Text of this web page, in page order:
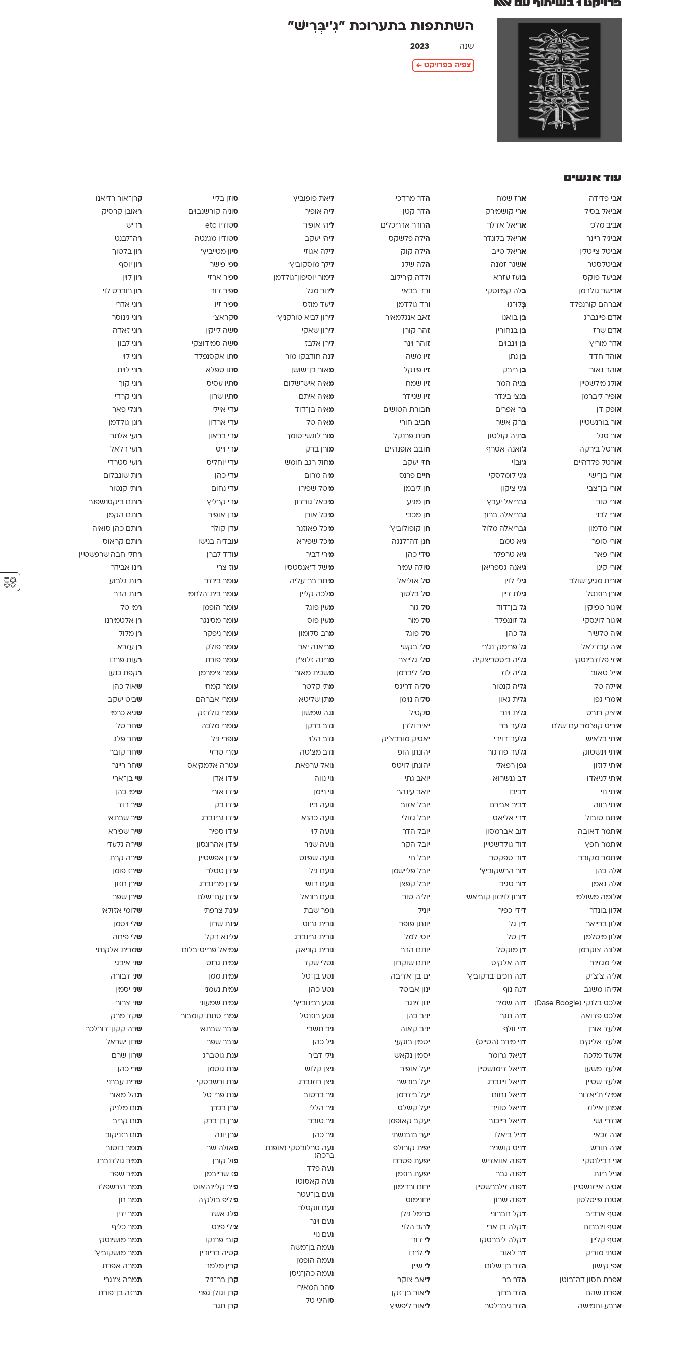
פרויקט 1 בשיתוף עם אאא
השתתפות בתערוכת ״גִ׳יבְּרִישׁ״
שנה 2023
צפיה בפרויקט ←
עוד אנשים
אבי פדידה
אביאל בסיל
אביב מלכי
אביגיל ריינר
אביטל צייטלין
אביטלסטר
אביעד פוקס
אבישר גולדמן
אברהם קורנפלד
אדם פיינברג
אדם שרז
אדר מוריץ
אוהד חדד
אוהד נאור
אולג מילשטיין
אופיר ליברמן
אופק דן
אור בורנשטיין
אור סגל
אורטל בירקה
אורטל פלדהיים
אורי בן־ישי
אורי בן־צבי
אורי טור
אורי לבני
אורי מדמון
אורי סופר
אורי פאר
אורי קינן
אורית מגיע־שולב
אורן רוזנסל
איגור טפיקין
איגור לוינסקי
איה טלשיר
איה עבדלאל
איזי פלודבינסקי
אייל טאוב
איילה טל
אימרי גפן
איציק רנרט
איריס קוצ׳מר עם־שלם
איתי בלאיש
איתי וינשטוק
איתי לוזון
איתי לניאדו
איתי נוי
איתי רווה
איתם טובול
איתמר דאובה
איתמר חפץ
איתמר מקובר
אלה כהן
אלה נאמן
אלומה משולמי
אלון בונדר
אלון ברייאר
אלון מיטלמן
אלונה צוקרמן
אלי מגזינר
אליה צ׳צ׳יק
אליהו משגב
אלכס בלנקי (Dase Boogie)
אלכס פדואה
אלעד אורן
אלעד אליקים
אלעד מלכה
אלעד משען
אלעד שטיין
אמילי ת׳יאדור
אמנון אילוז
אנדרי ושי
אנה זכאי
אנה חורש
אני דבילנסקי
אניל רינת
אסיה אייזנשטיין
אסנת פייטלסון
אסף ארביב
אסף וינברום
אסף קליין
אסתי מוריק
אפי קישון
אפרת חסון דה־בוטן
אפרת שהם
ארבע וחמישה
ארז שמח
ארי קושמירק
אריאל אדלר
אריאל בלונדר
אריאל טייב
אשגר זמנה
ב ועז עזרא
בלה קמינסקי
בְּלוּ־גוּ
ב ן בואנו
ב ן בנחורין
ב ן וינבוים
ב ן נתן
ב ן ריבק
בניה המר
בנצי בינדר
בר אפרים
ברק אשר
בתיה קולטון
ג'ואנה אסרף
ג'וּבּוֹי
ג׳ני לומלסקי
ג׳ני ציקון
גבריאל יעבץ
גבריאלה ברוך
גבריאלה מלול
גיא טמם
גיא טרפלר
גיאנה גספריאן
גילי לוין
גילת דיין
גל בן־דוד
גל זוננפלד
גל כהן
גל פרימק־נג׳רי
גליה ביסטריצקיה
גליה לוז
גליה קנטור
גלית גאון
גלית וינר
גלעד בר
גלעד דוידי
גלעד פודגור
גפן רפאלי
דב גנשרוא
דביבו
דביר אבירם
דדי אליאס
ד וב אברמסון
ד וד גולדשטיין
ד וד ספקטר
ד ור הרשקוביץ׳
ד ור סגיב
ד ורון לוינזון קוביאשי
דידי כפיר
דין גל
דין טל
ד ן מוקטל
דנה אלקיס
דנה חכים־ברקוביץ׳
דנה נוף
דנה שמיר
דנה תגר
דני וולף
דני מירב (הטייס)
דניאל גרומר
דניאל דימנשטיין
דניאל ויינברג
דניאל נחום
דניאל סוויד
דניאל רייכנר
דניל ביאלו
דניס קושניר
דפנה אוואדיש
דפנה גבר
דפנה זילברשטיין
דפנה שרון
דקל חברוני
דקלה בן ארי
דקלה ליברסקו
דר לאור
הדר בן־שלום
הדר בר
הדר ברוך
הדר גיברלטר
הדר מרדכי
הדר קטן
החדר אדריכלים
הילה פלשקס
הילה קוק
הִלה שלג
ולדה קירילוב
ורד בבאי
ורד גולדמן
זאב אנגלמאיר
זהר קורן
זוהר וינר
זיו משה
זיו פינקל
זיו שמח
זיו שניידר
חבורת הטושים
חביב חורי
חגית פרנקל
ח ובב אופנהיים
ח זי יעקב
חיים פרנס
ח ן ליבמן
ח ן מגיע
ח ן מכבי
ח ן קופולוביץ'
חנן דה־לנגה
טדי כהן
טולה עמיר
טל אוליאל
טל בלטוך
טל גור
טל מור
טל פוגל
טלי בקשי
טלי גלייצר
טלי ליברמן
טליה דריגס
טליה נוימן
טקטיל
יאיר ולדן
יאסיק מורבצ'יק
יהונתן הופ
יהונתן לויטס
יואב גתי
יואב עינהר
יובל אזוב
יובל גזולי
יובל הדר
יובל הקר
יובל חי
יובל פליישמן
יובל קפצן
יוליה טור
יוניל
יונתן פופר
יוסי למל
יותם הדר
יותם שוקרון
ים בן־אדיבה
ינון אביטל
ינון זינגר
יניב כהן
יניב קאוה
יסמין בוקעי
יסמין נקאש
יעל אופיר
יעל בודשר
יעל בידרמן
יעל קשלס
יעקב קאופמן
יער בנבנשתי
יפית קורולפ
יפעת פטררו
יפעת רוזמן
ירום ורדימון
ירונימוס
כרמל גילן
להב הלוי
לי דוד
לי לרדו
לי שיין
ליאב צוקר
ליאור בן־זקן
ליאור ליפשיץ
ליאת פופוביץ
ליה אופיר
ליהי אופיר
ליהי יעקב
לילה אגוזי
לילך מוסקוביץ'
לימור יוסיפון־גולדמן
לינור מגל
ליעד מוזס
לירון לביא טורקניץ׳
לירון שאקי
לירן אלבז
לנה חודבקו מור
מאור בן־שושן
מאיה איש־שלום
מאיה איתם
מאיה בן־דוד
מאיה טל
מ ור לוגשי־סומך
מ ורן ברק
מחול רגב חומש
מיה מרום
מיטל שפירו
מיכאל גורדון
מיכל אורן
מיכל פאוזנר
מיכל שפירא
מירי דביר
מישל ד׳אנסטסיו
מיתר בר־עליה
מלכה קליין
מעין פוגל
מעין פוס
מרב סלומון
מריאנה יאר
מרינה זלוצ׳ין
משכית מאור
מתי קלטר
מתן שליטא
נגה שמשון
נדב ברקן
נדב הלוי
נדב מצ׳טה
נ ואל ערפאת
נ וי נווה
נ וי ניימן
נ ועה ביו
נ ועה כהנא
נ ועה לוי
נ ועה שניר
נ ועה שפינט
נ ועם גיל
נ ועם דושי
נ ועם רונאל
נ ופר שבת
נ ורית גרוס
נ ורית גרינברג
נ ורית קוניאק
נטלי שקד
נטע בן־טל
נטע כהן
נטע רבינוביץ׳
נטע רוזנטל
ניב תשבי
ניל כהן
נילי דביר
ניצן קלוש
ניצן רוזנברג
ניר ברטוב
ניר הללי
ניר טובר
ניר כהן
נעה טרלובסקי (אופנת
ברכה)
נעה פלד
נעה קאסוטו
נעם בן־עטר
נעם ווקסלר
נעם וינר
נעם נוי
נעמה בן־משה
נעמה הופמן
נעמה כהן־ניסן
סהר המאירי
ס והיני טל
ס וזן בליי
ס וניה קורשנבוים
סטודיו etc
סטודיו מג'נטה
סיון מטייביץ׳
ספי פישר
ספיר ארזי
ספיר דוד
ספיר זיו
סקראצ׳
סשה לייקין
סשה סמידוצקי
סתו אקסנפלד
סתו טפלא
סתיו עסיס
סתיו שרון
עדי איילי
עדי ארדון
עדי בראון
עדי וייס
עדי יוחליס
עדי כהן
עדי נחום
עדי קרליץ
עדן אופיר
עדן קולר
ע ובדיה בנישו
ע ודד לברן
ע וז צרי
ע ומר בינדר
ע ומר בית־הלחמי
ע ומר הופמן
ע ומר מסינגר
ע ומר ניפקר
ע ומר פולק
ע ומר פורת
ע ומר צימרמן
ע ומר קמחי
ע ומרי אברהם
ע ומרי גולדזק
ע ומרי מלכה
ע ופרי גיל
עזרי טרזי
עטרה אלמקיאס
עידו אדן
עידו אורי
עידו בק
עידו גרינברג
עידו ספיר
עידן אהרונסון
עידן אפשטיין
עידן טסלר
עידן מרינברג
עידן עם־שלם
עינת צרפתי
עינת שרון
עלינא דקל
עמיאל פרייס־בלום
עמית גרנט
עמית ממן
עמית נעמני
עמית שמעוני
עמרי סתת־קומבור
ענבר שבתאי
ענבר שפר
ענת גוטברג
ענת גוטמן
ענת ורשבסקי
ענת פרי־טל
ערן בכרך
ערן בן־ברק
ערן יונה
פאולה שר
פ ול קורן
פז שרייבמן
פייר קליינהאוס
פיליפ בולקיה
פלג אשד
צילי פינס
ק ובי פרנקו
קטיה בריודין
קרין מלמד
קרן בר־גיל
קרן וגולן גפני
קרן תגר
קרן־אור רדיאנו
ראובן קרסיק
רדיש
רה־לבנט
רון בלטוך
רון יוסף
רון לוין
רון רוברט לוי
רוני אדרי
רוני גינוסר
רוני זאדה
רוני לבון
רוני לוי
רוני לוית
רוני קוך
רוני קרדי
רונלי פאר
רונן גולדמן
רועי אלתר
רועי דלאל
רועי סטרדי
רות שונבלום
רותי קנטור
רותם ביקסנשפנר
רותם הקמן
רותם כהן סואיה
רותם קראוס
רחלי חבה שרפשטיין
רינו אבידר
רינת גלבוע
רינת הדר
רמי טל
רן אלטמירנו
רן מלול
רן עזרא
רעות פרדו
רקפת כנען
שאול כהן
שביט יעקב
שגיא כרמי
שחר טל
שחר פלג
שחר קובר
שחר ריינר
שי בן־ארי
שימי כהן
שיר דוד
שיר שבתאי
שיר שפירא
שירה גלעדי
שירה קרת
שירז פומן
שירן חזון
שירן שפר
שלומי אזולאי
שלי ויסמן
שלי פיחה
שמרית אלקנתי
שני איבגי
שני דבורה
שני יסמין
שני צרור
שקד מרק
שרה קקון־דורלכר
שרון ישראל
שרון שרם
שרי כהן
שרית עברני
תהל מאור
תום מלניק
תום קריב
תום רזניקוב
תומר בוטנר
תמיר גולדנברג
תמיר שפר
תמר הירשפלד
תמר חן
תמר ידין
תמר כליף
תמר מושינסקי
תמר מושקוביץ'
תמרה אפרת
תמרה צ׳נגרי
תרזה בן־פורת
⚥︎